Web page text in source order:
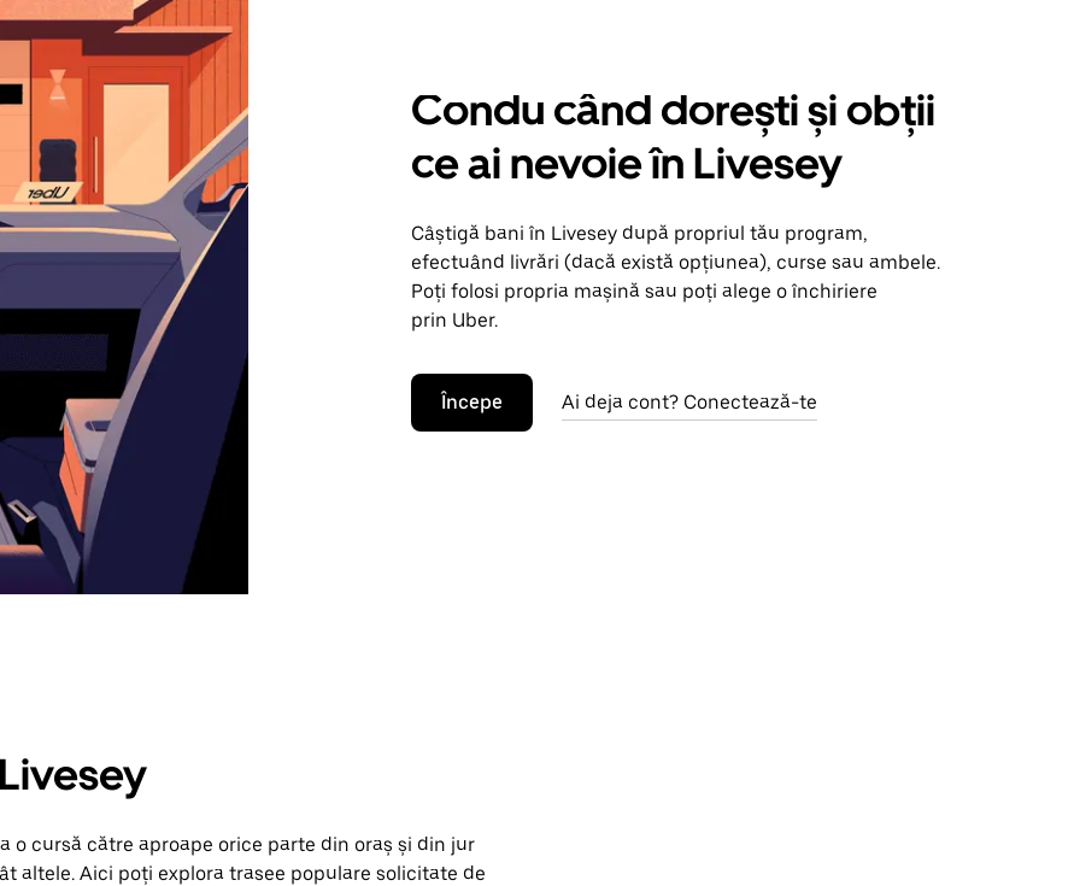
Condu când dorești și obții
ce ai nevoie în Livesey
Câștigă bani în Livesey după propriul tău program,
efectuând livrări (dacă există opțiunea), curse sau ambele.
Poți folosi propria mașină sau poți alege o închiriere
prin Uber.
Începe Ai deja cont? Conectează-te
o cursă către aproape orice parte din oraș și din jur
altele. Aici poți explora trasee populare solicitate de